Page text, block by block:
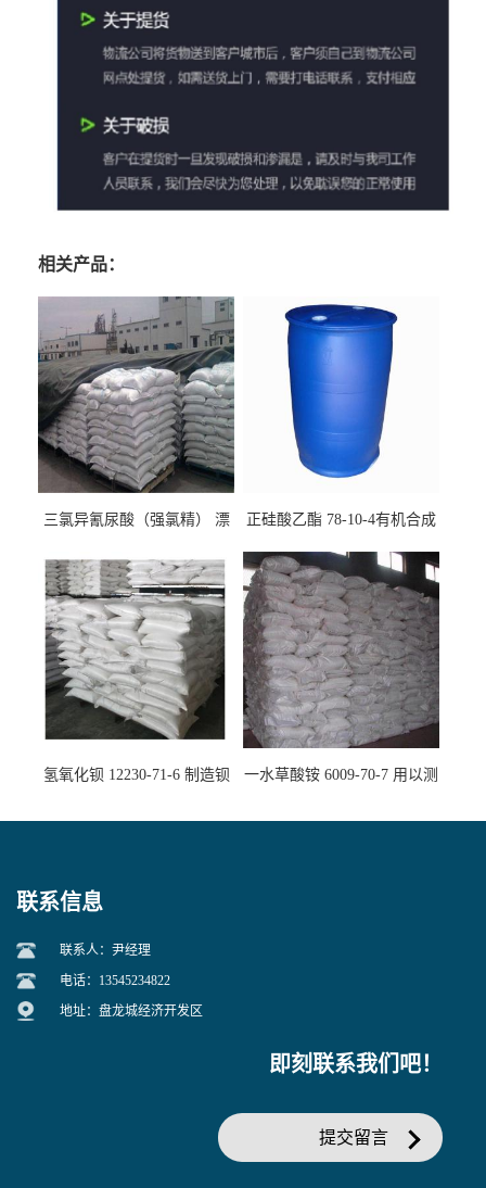
相关产品：
三氯异氰尿酸（强氯精） 漂
正硅酸乙酯 78-10-4有机合成
氢氧化钡 12230-71-6 制造钡
一水草酸铵 6009-70-7 用以测
联系信息
联系人：尹经理
电话：13545234822
地址：盘龙城经济开发区
即刻联系我们吧！
提交留言